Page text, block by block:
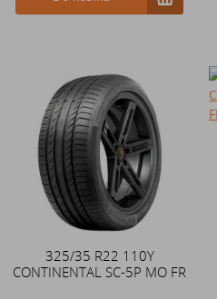
325/35 R22 110Y
CONTINENTAL SC-5P MO FR